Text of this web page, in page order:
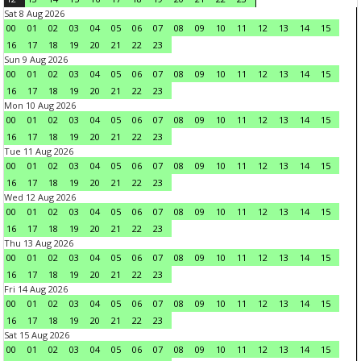
Sat 8 Aug 2026
00
01 02 03 04 05 06 07 08 09 10 11 12 13 14
15
16
17 18 19 20 21 22
23
Sun 9 Aug 2026
00
01 02 03 04 05 06 07 08 09 10 11 12 13 14
15
16
17 18 19 20 21 22
23
Mon 10 Aug 2026
00
01 02 03 04 05 06 07 08 09 10 11 12 13 14
15
16
17 18 19 20 21 22
23
Tue 11 Aug 2026
00
01 02 03 04 05 06 07 08 09 10 11 12 13 14
15
16
17 18 19 20 21 22
23
Wed 12 Aug 2026
00
01 02 03 04 05 06 07 08 09 10 11 12 13 14
15
16
17 18 19 20 21 22
23
Thu 13 Aug 2026
00
01 02 03 04 05 06 07 08 09 10 11 12 13 14
15
16
17 18 19 20 21 22
23
Fri 14 Aug 2026
00
01 02 03 04 05 06 07 08 09 10 11 12 13 14
15
16
17 18 19 20 21 22
23
Sat 15 Aug 2026
00
01 02 03 04 05 06 07 08 09 10 11 12 13 14
15